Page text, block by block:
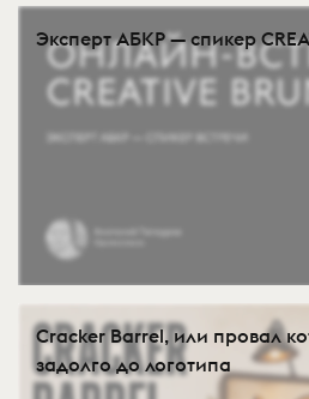
Эксперт АБКР — спикер
Cracker Barrel, или провал
задолго до логотипа